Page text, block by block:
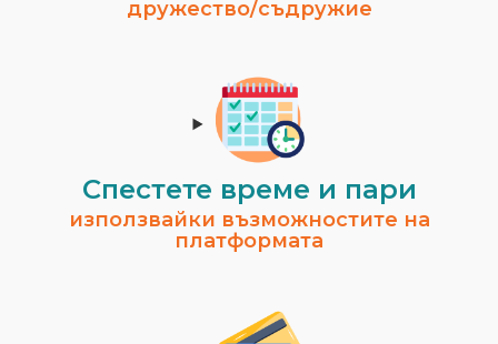
дружество/съдружие
Спестeте време и пари
използвайки възможностите на
платформата